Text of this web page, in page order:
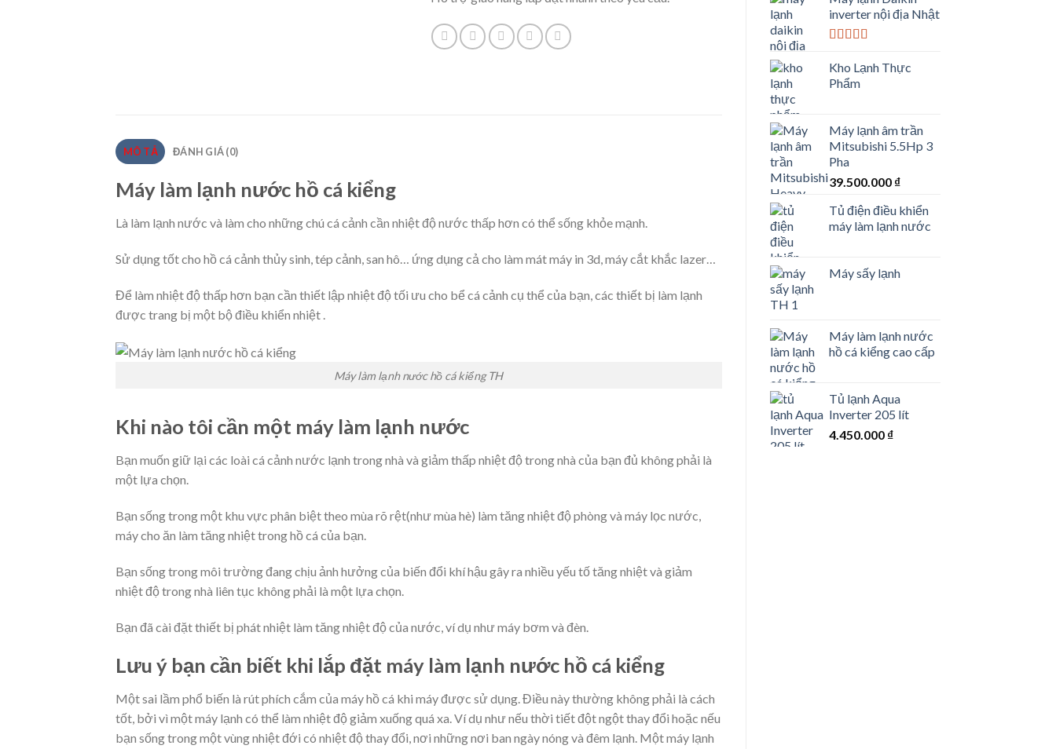
inverter nội địa Nhật
hạng5.005
sao
Kho Lạnh Thực
Phẩm
Máy lạnh âm trần
Mitsubishi 5.5Hp 3
Pha
39.500.000 ₫
Tủ điện điều khiển
máy làm lạnh nước
Máy sấy lạnh
Máy làm lạnh nước
hồ cá kiểng cao cấp
Tủ lạnh Aqua
Inverter 205 lít
4.450.000 ₫
MÔ TẢ ĐÁNH GIÁ (0)
Máy làm lạnh nước hồ cá kiểng
Là làm lạnh nước và làm cho những chú cá cảnh cần nhiệt độ nước thấp hơn có thể sống khỏe mạnh.
Sử dụng tốt cho hồ cá cảnh thủy sinh, tép cảnh, san hô… ứng dụng cả cho làm mát máy in 3d, máy cắt khắc lazer…
Để làm nhiệt độ thấp hơn bạn cần thiết lập nhiệt độ tối ưu cho bể cá cảnh cụ thể của bạn, các thiết bị làm lạnh
được trang bị một bộ điều khiển nhiệt .
Máy làm lạnh nước hồ cá kiểng TH
Khi nào tôi cần một máy làm lạnh nước
Bạn muốn giữ lại các loài cá cảnh nước lạnh trong nhà và giảm thấp nhiệt độ trong nhà của bạn đủ không phải là
một lựa chọn.
Bạn sống trong một khu vực phân biệt theo mùa rõ rệt(như mùa hè) làm tăng nhiệt độ phòng và máy lọc nước,
máy cho ăn làm tăng nhiệt trong hồ cá của bạn.
Bạn sống trong môi trường đang chịu ảnh hưởng của biến đổi khí hậu gây ra nhiều yếu tố tăng nhiệt và giảm
nhiệt độ trong nhà liên tục không phải là một lựa chọn.
Bạn đã cài đặt thiết bị phát nhiệt làm tăng nhiệt độ của nước, ví dụ như máy bơm và đèn.
Lưu ý bạn cần biết khi lắp đặt máy làm lạnh nước hồ cá kiểng
Một sai lầm phổ biến là rút phích cắm của máy hồ cá khi máy được sử dụng. Điều này thường không phải là cách
tốt, bởi vì một máy lạnh có thể làm nhiệt độ giảm xuống quá xa. Ví dụ như nếu thời tiết đột ngột thay đổi hoặc nếu
bạn sống trong một vùng nhiệt đới có nhiệt độ thay đổi, nơi những nơi ban ngày nóng và đêm lạnh. Một máy lạnh